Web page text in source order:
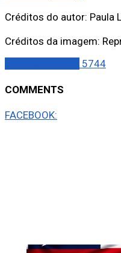
Créditos do autor: Paula
Créditos da imagem:
5744
COMMENTS
FACEBOOK: